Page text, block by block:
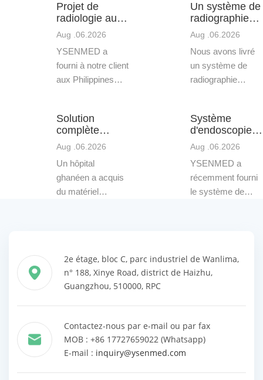
Projet de
radiologie aux
Philippines
avec des
systèmes de
radiographie
numérique
Aug .06.2026
YSENMED a
fourni à notre client
aux Philippines
32 kW (YSX320G)
et une machine à
rayons X
numérique
portable et mobile
(YSX056-PE) pour
Un système de
radiographie
numérique de
50 kW a été
installé avec
succès en
République
Aug .06.2026
Nous avons livré
un système de
radiographie
République
démocratique du
Congo. Après
l'installation, le
client a fait part de
ses commentaires
qualité d'image
répon
Solution
complète
d'équipement
médical livrée
à un hôpital au
Ghana
Aug .06.2026
Un hôpital
ghanéen a acquis
du matériel
différents services
cliniques. Après
installation,
l'hôpital s'est
la qualité du
répondait à ses
besoins cliniques.
Système
d'endoscopie
Sonoscape
HD-350 livré
au Libéria
Aug .06.2026
YSENMED a
récemment fourni
le système de
au Libéria.
2e étage, bloc C, parc industriel de Wanlima,
n° 188, Xinye Road, district de Haizhu,
Guangzhou, 510000, RPC
Contactez-nous par e-mail ou par fax
MOB : +86 17727659022 (Whatsapp)
E-mail : inquiry@ysenmed.com